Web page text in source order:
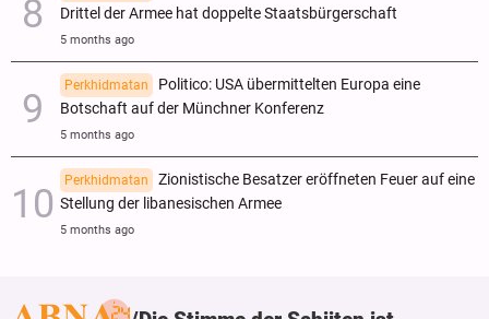
Drittel der Armee hat doppelte Staatsbürgerschaft
5 months ago
Perkhidmatan
Politico: USA übermittelten Europa eine
Botschaft auf der Münchner Konferenz
5 months ago
Perkhidmatan
Zionistische Besatzer eröffneten Feuer auf eine
Stellung der libanesischen Armee
5 months ago